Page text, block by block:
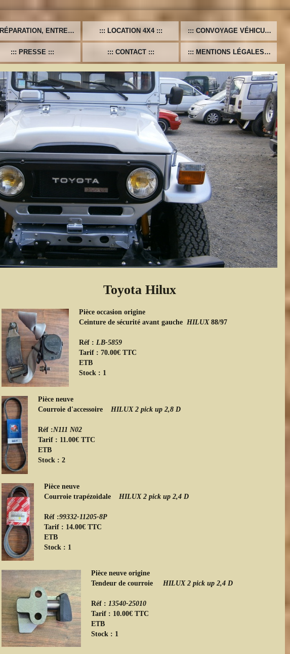
RÉPARATION, ENTRETIEN, VL-UL-PL, TOUTES MARQUES LOCATION 4X4 CONVOYAGE VÉHICULES
PRESSE CONTACT MENTIONS LÉGALES
Toyota Hilux
Pièce occasion origine
Ceinture de sécurité avant gauche HILUX88/97
Réf : LB-5859
Tarif : 70.00€ TTC
ETB
Stock : 1
Pièce neuve
Courroie d'accessoire
HILUX 2 pick up 2,8 D
Réf :N111 N02
Tarif : 11.00€ TTC
ETB
Stock : 2
Pièce neuve
Courroie trapézoidale
HILUX 2 pick up 2,4 D
Réf :99332-11205-8P
Tarif : 14.00€ TTC
ETB
Stock : 1
Pièce neuve origine
Tendeur de courroie
HILUX 2 pick up 2,4 D
Réf : 13540-25010
Tarif : 10.00€ TTC
ETB
Stock : 1